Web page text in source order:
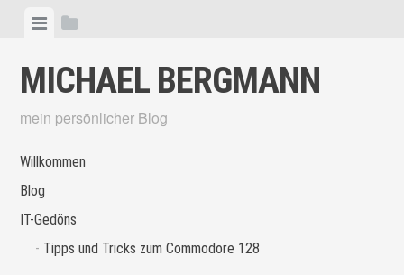
Skip
content
ViewView
MICHAEL BERGMANN
mein persönlicher Blog
Willkommen
Blog
IT-Gedöns
Tipps und Tricks zum Commodore 128